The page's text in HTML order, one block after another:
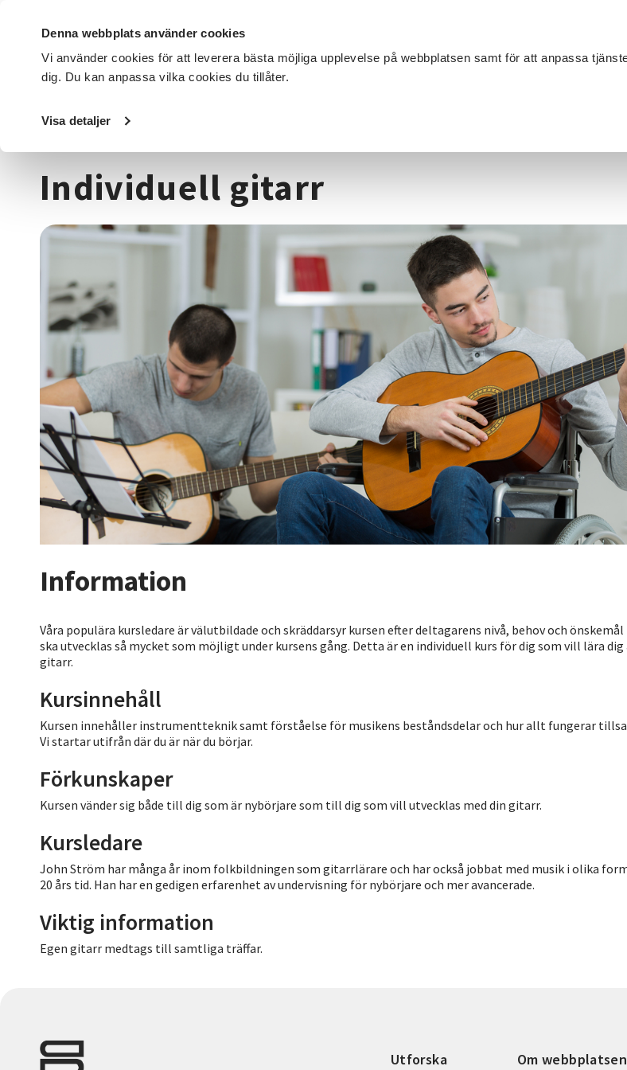
Denna webbplats använder cookies
Vi använder cookies för att leverera bästa möjliga upplevelse på webbplatsen samt för att anpassa
dig. Du kan anpassa vilka cookies du tillåter.
Visa detaljer
DET HÄR GÖR VI FÖR DIG SOM SÖK KURSER OCH EVENEMANG
Startsida / Kurser och evenemang
Individuell gitarr
Information
Våra populära kursledare är välutbildade och skräddarsyr kursen efter deltagarens nivå, behov och
ska utvecklas så mycket som möjligt under kursens gång. Detta är en individuell kurs för dig som vill lära
gitarr.
Kursinnehåll
Kursen innehåller instrumentteknik samt förståelse för musikens beståndsdelar och hur allt fungerar
Vi startar utifrån där du är när du börjar.
Förkunskaper
Kursen vänder sig både till dig som är nybörjare som till dig som vill utvecklas med din gitarr.
Kursledare
John Ström har många år inom folkbildningen som gitarrlärare och har också jobbat med musik i olika
20 års tid. Han har en gedigen erfarenhet av undervisning för nybörjare och mer avancerade.
Viktig information
Egen gitarr medtags till samtliga träffar.
Utforska Om webbplatsen